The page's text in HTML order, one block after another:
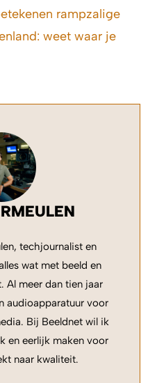
rampzalige
weet waar je
techjournalist en
wat met beeld en
Al meer dan tien jaar
audioapparatuur voor
Bij Beeldnet wil ik
en eerlijk maken voor
naar kwaliteit.